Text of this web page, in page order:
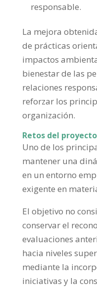
responsable.
La mejora
de prácticas
impactos
bienestar de las
relaciones
reforzar los
organización.
Retos del proyecto
Uno de los
mantener una
en un entorno
exigente en
El objetivo no
conservar el
evaluaciones
hacia niveles
mediante la
iniciativas y la